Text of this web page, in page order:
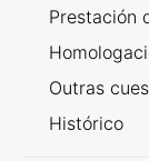
Prestación
Outras
Histórico